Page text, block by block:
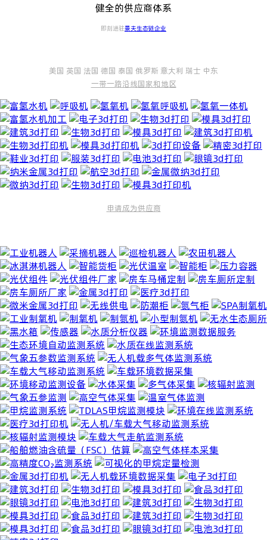
健全的供应商体系
即刻进驻景夫生态链企业
美国 英国 法国 德国 泰国 俄罗斯 意大利 瑞士 中东
一带一路沿线国家和地区
申请成为供应商